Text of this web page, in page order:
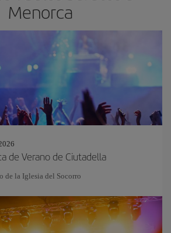
Menorca
de Verano de Ciutadella
de la Iglesia del Socorro